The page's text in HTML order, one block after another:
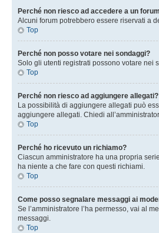
Perché non riesco ad accedere a un
Alcuni forum potrebbero essere riservati a
Top
Perché non posso votare nei sondaggi?
Solo gli utenti registrati possono votare nei
Top
Perché non riesco ad aggiungere allegati?
La possibilità di aggiungere allegati può
aggiungere allegati. Chiedi
Top
Perché ho ricevuto un richiamo?
Ciascun amministratore ha una propria
ha niente a che fare con questi richiami.
Top
Come posso segnalare messaggi ai
Se l’amministratore l’ha permesso, vai al
messaggi.
Top